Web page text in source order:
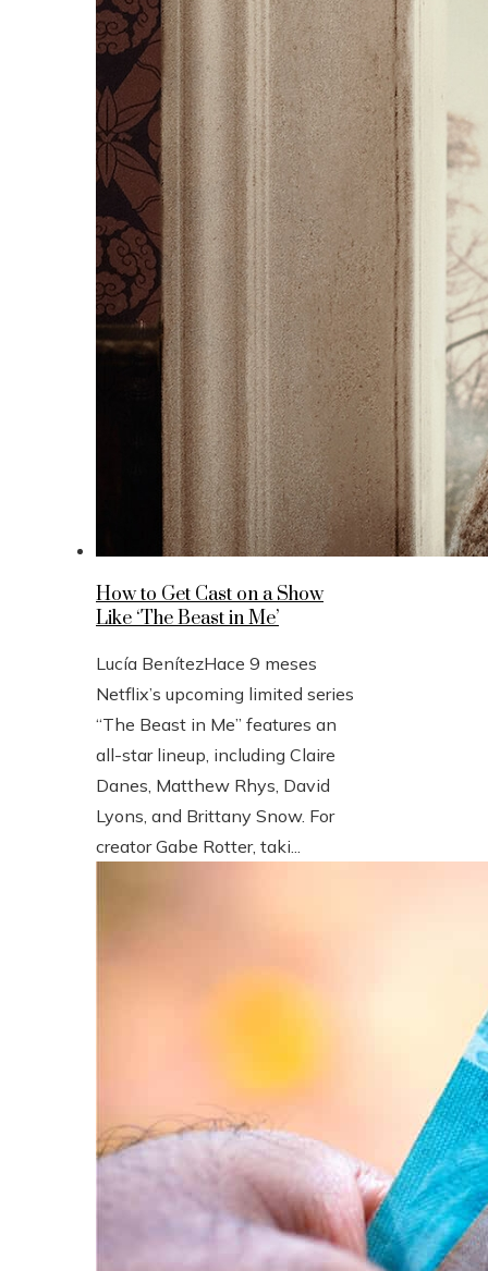
How to Get Cast on a Show
Like ‘The Beast in Me’
Lucía BenítezHace 9 meses
Netflix’s upcoming limited series
“The Beast in Me” features an
all-star lineup, including Claire
Danes, Matthew Rhys, David
Lyons, and Brittany Snow. For
creator Gabe Rotter, taki...